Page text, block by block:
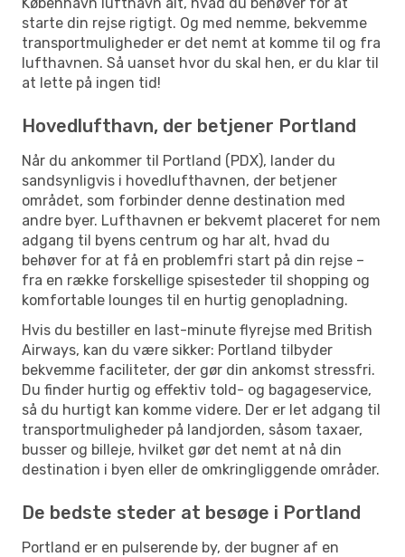
starte din rejse rigtigt. Og med nemme, bekvemme
transportmuligheder er det nemt at komme til og fra
lufthavnen. Så uanset hvor du skal hen, er du klar til
at lette på ingen tid!
Hovedlufthavn, der betjener Portland
Når du ankommer til Portland (PDX), lander du
sandsynligvis i hovedlufthavnen, der betjener
området, som forbinder denne destination med
andre byer. Lufthavnen er bekvemt placeret for nem
adgang til byens centrum og har alt, hvad du
behøver for at få en problemfri start på din rejse –
fra en række forskellige spisesteder til shopping og
komfortable lounges til en hurtig genopladning.
Hvis du bestiller en last-minute flyrejse med British
Airways, kan du være sikker: Portland tilbyder
bekvemme faciliteter, der gør din ankomst stressfri.
Du finder hurtig og effektiv told- og bagageservice,
så du hurtigt kan komme videre. Der er let adgang til
transportmuligheder på landjorden, såsom taxaer,
busser og billeje, hvilket gør det nemt at nå din
destination i byen eller de omkringliggende områder.
De bedste steder at besøge i Portland
Portland er en pulserende by, der bugner af en